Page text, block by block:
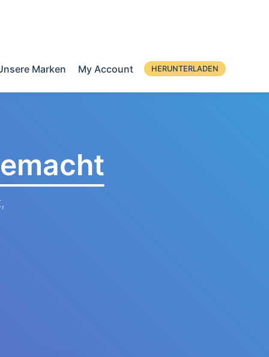
Marken My Account HERUNTERLADEN